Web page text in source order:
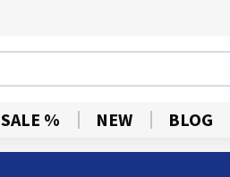
SALE % NEW BLOG